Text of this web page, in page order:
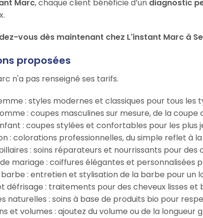
Marc, chaque client bénéficie d’un diagnostic
vous dès maintenant chez L'instant Marc à
proposées
n'a pas renseigné ses tarifs.
: styles modernes et classiques pour tous les
: coupes masculines sur mesure, de la
: coupes stylées et confortables pour les plus
: colorations professionnelles, du simple reflet à
: soins réparateurs et nourrissants pour des
mariage : coiffures élégantes et personnalisées
barbe : entretien et stylisation de la barbe pour un
défrisage : traitements pour des cheveux lisses et
naturelles : soins à base de produits bio pour
et volumes : ajoutez du volume ou de la longueur